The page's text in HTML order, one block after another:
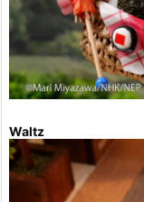
Waltz